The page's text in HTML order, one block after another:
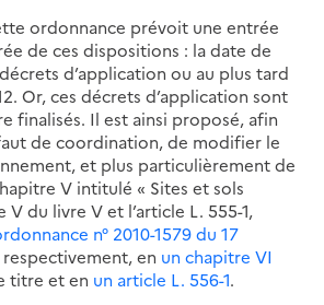
ordonnance prévoit une entrée
de ces dispositions : la date de
d’application ou au plus tard
Or, ces décrets d’application sont
finalisés. Il est ainsi proposé, afin
de coordination, de modifier le
et plus particulièrement de
V intitulé « Sites et sols
du livre V et l’article L. 555-1,
n° 2010-1579 du 17
respectivement, en un chapitre VI
titre et en un article L. 556-1.